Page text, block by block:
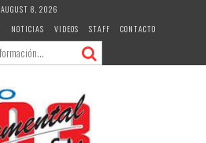
AUGUST 8, 2026
NOTICIAS VIDEOS STAFF CONTACTO